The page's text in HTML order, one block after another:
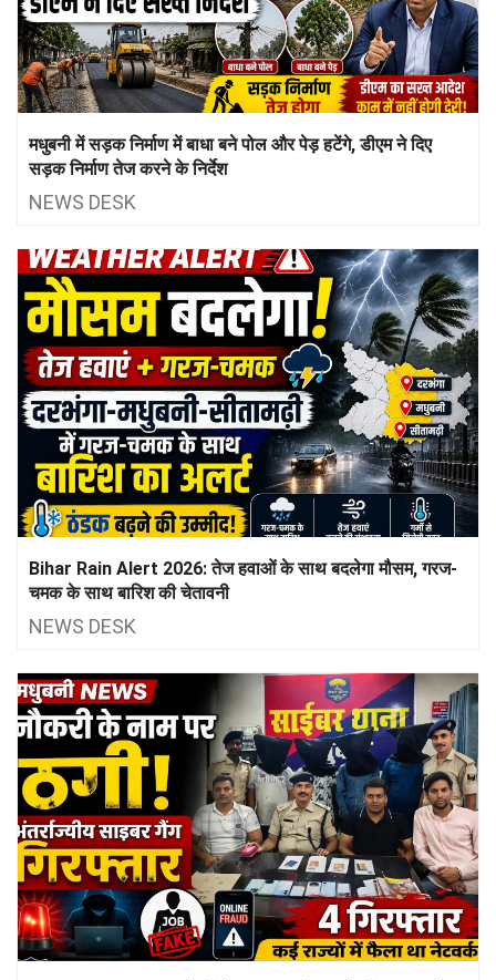
मधुबनी में सड़क निर्माण में बाधा बने पोल और पेड़ हटेंगे, डीएम ने दिए
सड़क निर्माण तेज करने के निर्देश
NEWS DESK
Bihar Rain Alert 2026: तेज हवाओं के साथ बदलेगा मौसम, गरज-
चमक के साथ बारिश की चेतावनी
NEWS DESK